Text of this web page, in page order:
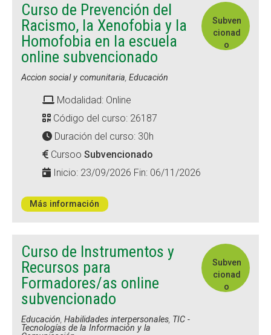
Curso de Prevención del
Racismo, la Xenofobia y la
Homofobia en la escuela
online subvencionado
Accion social y comunitaria, Educación
Modalidad: Online
Código del curso: 26187
Duración del curso: 30h
Cursoo Subvencionado
Inicio: 23/09/2026 Fin: 06/11/2026
Más información
Subven
cionad
o
Curso de Instrumentos y
Recursos para
Formadores/as online
subvencionado
Educación, Habilidades interpersonales, TIC -
Tecnologías de la Información y la
Subven
cionad
o